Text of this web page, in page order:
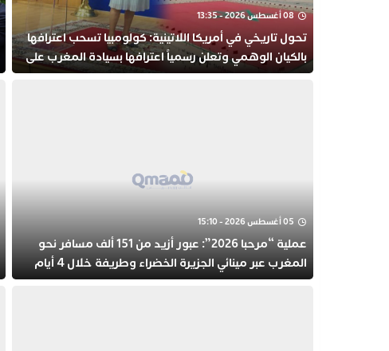
08 أغسطس 2026 - 13:35
تحول تاريخي في أمريكا اللاتينية: كولومبيا تسحب اعترافها
بالكيان الوهمي وتعلن رسمياً اعترافها بسيادة المغرب على
صحرائه
05 أغسطس 2026 - 15:10
عملية “مرحبا 2026”: عبور أزيد من 151 ألف مسافر نحو
المغرب عبر مينائي الجزيرة الخضراء وطريفة خلال 4 أيام